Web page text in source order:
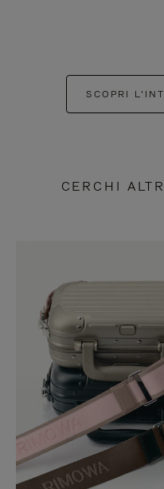
SCOPRI
CERCHI